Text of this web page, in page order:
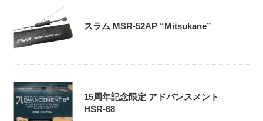
スラム MSR-52AP “Mitsukane”
15周年記念限定 アドバンスメント
HSR-68